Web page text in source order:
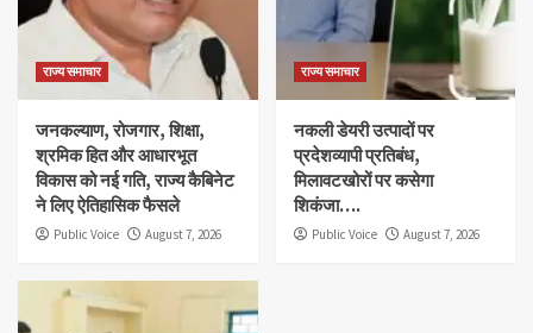
राज्य समाचार
जनकल्याण, रोजगार, शिक्षा,
श्रमिक हित और आधारभूत
विकास को नई गति, राज्य कैबिनेट
ने लिए ऐतिहासिक फैसले
Public Voice August 7, 2026
राज्य समाचार
नकली डेयरी उत्पादों पर
प्रदेशव्यापी प्रतिबंध,
मिलावटखोरों पर कसेगा
शिकंजा….
Public Voice August 7, 2026